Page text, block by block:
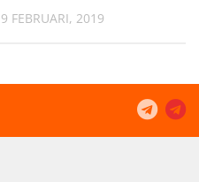
9 FEBRUARI, 2019